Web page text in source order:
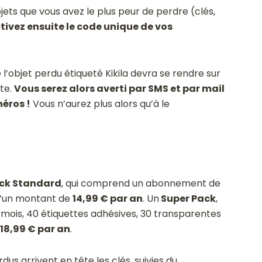
que vous avez le plus peur de perdre (clés,
ensuite le code unique de vos
perdu étiqueté Kikila devra se rendre sur
Vous serez alors averti par SMS et par mail
! Vous n’aurez plus alors qu’à le
Standard, qui comprend un abonnement de
montant de14,99 € par an. UnSuper Pack,
40 étiquettes adhésives, 30 transparentes
18,99 € par an.